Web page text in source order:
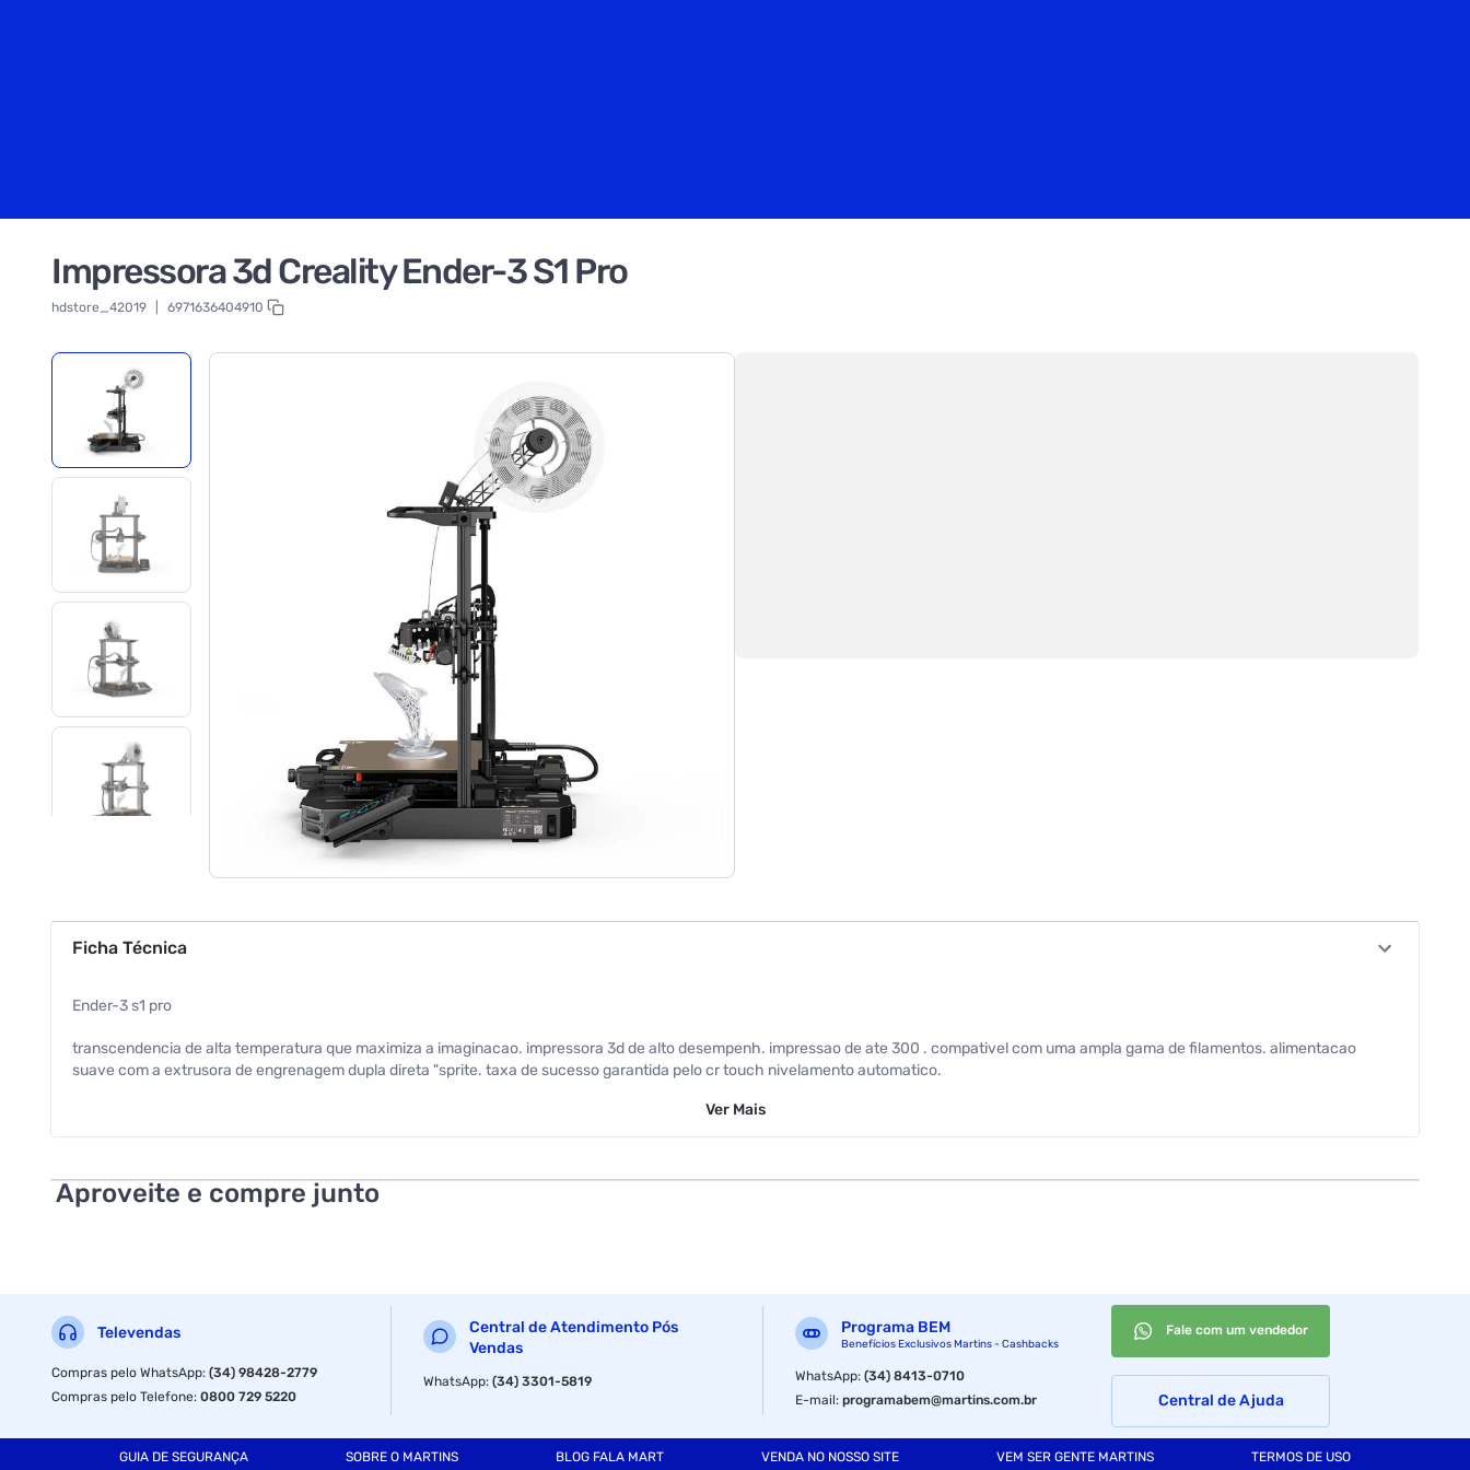
Impressora 3d Creality Ender-3 S1 Pro
hdstore_42019 6971636404910
Ficha Técnica
Ender-3 s1 pro
transcendencia de alta temperatura que maximiza a imaginacao. impressora 3d de alto desempenh. impressao de ate 300 . compativel com uma ampla gama de filamentos. alimentacao
suave com a extrusora de engrenagem dupla direta "sprite. taxa de sucesso garantida pelo cr touch nivelamento automatico.
ean : 6971636404910
driver de motor : a4988
precisao de impressao : 0,1 mm
especificacoes da extrusora (hotend) : mk8 rosca m6 (6mm)
superficie de impressao : magnetica
Ver Mais
Aproveite e compre junto
Televendas
Compras pelo WhatsApp:(34) 98428-2779
Compras pelo Telefone:0800 729 5220
Central de Atendimento Pós
Vendas
WhatsApp:(34) 3301-5819
Programa BEM
Benefícios Exclusivos Martins - Cashbacks
WhatsApp:(34) 8413-0710
E-mail:programabem@martins.com.br
Fale com um vendedor
Central de Ajuda
GUIA DE SEGURANÇA SOBRE O MARTINS BLOG FALA MART VENDA NO NOSSO SITE VEM SER GENTE MARTINS TERMOS DE USO